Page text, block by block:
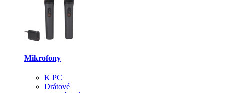
Mikrofony
K PC
Drátové